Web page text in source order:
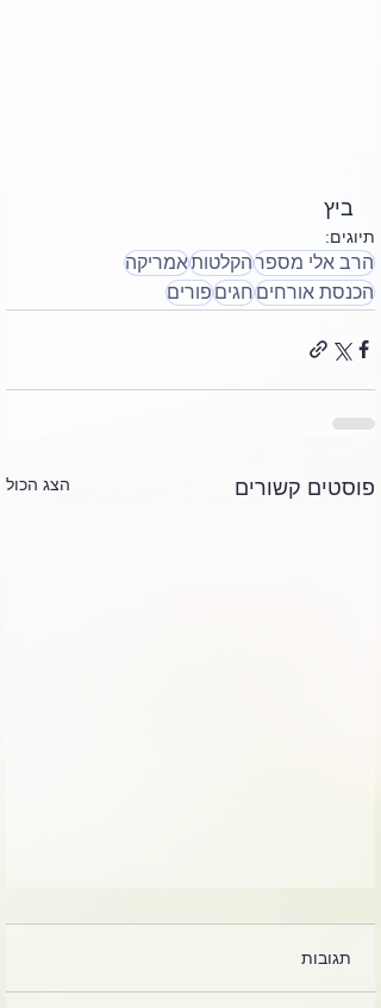
ביץ
תיוגים:
הרב אלי מספרהקלטותאמריקה
הכנסת אורחיםחגיםפורים
פוסטים קשורים הצג הכול
תגובות